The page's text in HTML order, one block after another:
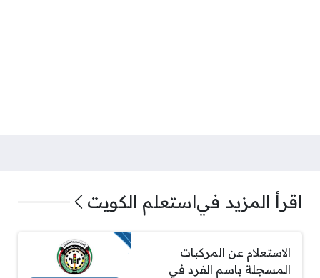
اقرأ المزيد فياستعلم الكويت
الاستعلام عن المركبات
المسجلة باسم الفرد في